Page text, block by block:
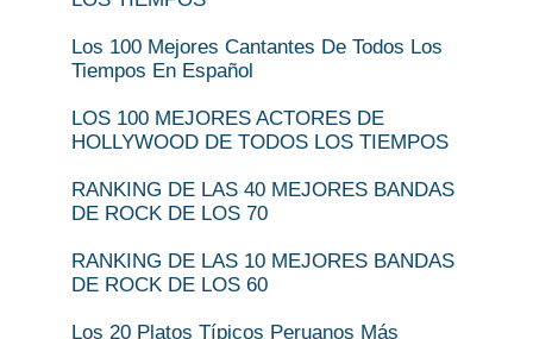
Los 100 Mejores Cantantes De Todos Los
Tiempos En Español
LOS 100 MEJORES ACTORES DE
HOLLYWOOD DE TODOS LOS TIEMPOS
RANKING DE LAS 40 MEJORES BANDAS
DE ROCK DE LOS 70
RANKING DE LAS 10 MEJORES BANDAS
DE ROCK DE LOS 60
Los 20 Platos Típicos Peruanos Más